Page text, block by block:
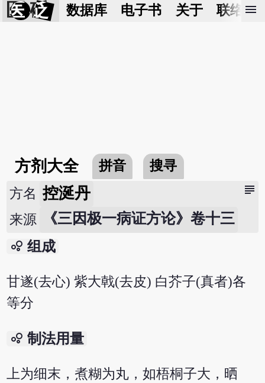
医 砭 数据库 电子书 关于 联络我
menu
方剂大全 拼音 搜寻
subject
方名 控涎丹
来源 《三因极一病证方论》卷十三
bubble_chart 组成
甘遂(去心) 紫大戟(去皮) 白芥子(真者)各
等分
bubble_chart 制法用量
上为细末，煮糊为丸，如梧桐子大，晒